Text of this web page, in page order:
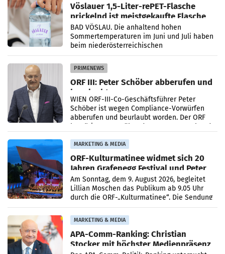
Vöslauer 1,5-Liter-rePET-Flasche
prickelnd ist meistgekaufte Flasche
Österreichs
BAD VÖSLAU. Die anhaltend hohen
Sommertemperaturen im Juni und Juli haben
beim niederösterreichischen
Getränkehersteller Vöslauer zu deutlichen
Absatzzuwächsen geführt. Während
PRIMENEWS
ORF III: Peter Schöber abberufen und
beurlaubt
WIEN ORF-III-Co-Geschäftsführer Peter
Schöber ist wegen Compliance-Vorwürfen
abberufen und beurlaubt worden. Der ORF
bestätigte gegenüber der APA entsprechende
MARKETING & MEDIA
ORF-Kulturmatinee widmet sich 20
Jahren Grafenegg Festival und Peter
Simonischek
Am Sonntag, dem 9. August 2026, begleitet
Lillian Moschen das Publikum ab 9.05 Uhr
durch die ORF-„Kulturmatinee“. Die Sendung
startet mit der Dokumentation „20 Jahre
Grafenegg
MARKETING & MEDIA
APA-Comm-Ranking: Christian
Stocker mit höchster Medienpräsenz